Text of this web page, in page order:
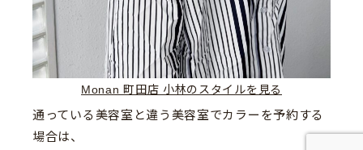
Monan 町田店 小林のスタイルを見る
通っている美容室と違う美容室でカラーを予約する
場合は、